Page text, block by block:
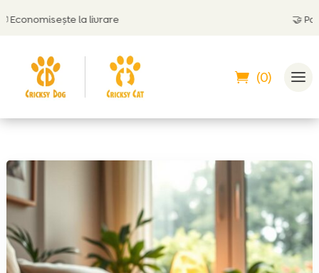
la livrare Poți plăti
(0)